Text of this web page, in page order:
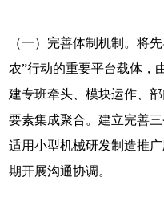
（一）完善体制机制。将
农”行动的重要平台载体，
建专班牵头、模块运作、
要素集成聚合。建立完善
适用小型机械研发制造推
期开展沟通协调。